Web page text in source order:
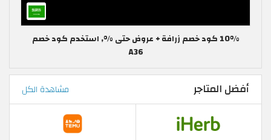
10% كود خصم زرافة + عروض حتى %, استخدم كود خصم
A36
أفضل المتاجر مشاهدة الكل